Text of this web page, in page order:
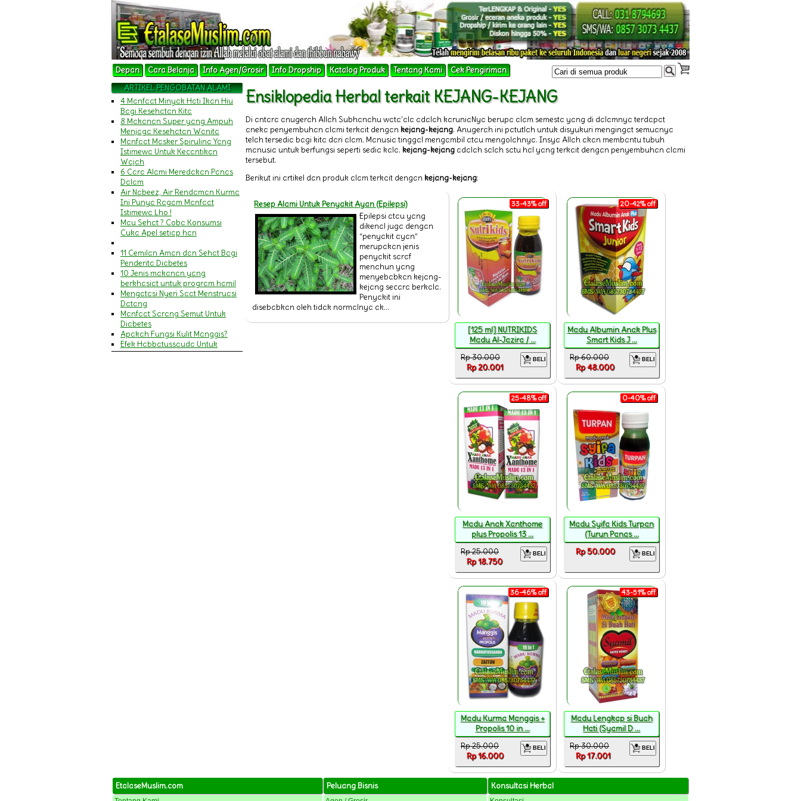
Depan Cara Belanja Info Agen/Grosir Info Dropship Katalog Produk Tentang Kami
Cek Pengiriman
ARTIKEL PENGOBATAN ALAMI
4 Manfaat Minyak Hati Ikan Hiu
Bagi Kesehatan Kita
8 Makanan Super yang Ampuh
Menjaga Kesehatan Wanita
Manfaat Masker Spirulina Yang
Istimewa Untuk Kecantikan
Wajah
6 Cara Alami Meredakan Panas
Dalam
Air Nabeez, Air Rendaman Kurma
Ini Punya Ragam Manfaat
Istimewa Lho !
Mau Sehat ? Coba Konsumsi
Cuka Apel setiap hari
11 Cemilan Aman dan Sehat Bagi
Penderita Diabetes
10 Jenis makanan yang
berkhasiat untuk program hamil
Mengatasi Nyeri Saat Menstruasi
Datang
Manfaat Sarang Semut Untuk
Diabetes
Apakah Fungsi Kulit Manggis?
Efek Habbatussauda Untuk
Amandel
Ensiklopedia Herbal terkait KEJANG-KEJANG
Di antara anugerah Allah Subhanahu wata'ala adalah karuniaNya berupa alam semesta yang di dalamnya terdapat
aneka penyembuhan alami terkait dengan kejang-kejang. Anugerah ini patutlah untuk disyukuri mengingat semuanya
telah tersedia bagi kita dari alam. Manusia tinggal mengambil atau mengolahnya. Insya Allah akan membantu tubuh
manusia untuk berfungsi seperti sedia kala. kejang-kejang adalah salah satu hal yang terkait dengan penyembuhan alami
tersebut.
Berikut ini artikel dan produk alam terkait dengan kejang-kejang:
Resep Alami Untuk Penyakit Ayan (Epilepsi)
Epilepsi atau yang
dikenal juga dengan
“penyakit ayan”
merupakan jenis
penyakit saraf
menahun yang
menyebabkan kejang-
kejang secara berkala.
Penyakit ini
disebabkan oleh tidak normalnya ak...
33-43% off
[125 ml] NUTRIKIDS
Madu Al-Jazira / ...
Rp 30.000
Rp 20.001
BELI
20-42% off
Madu Albumin Anak Plus
Smart Kids J ...
Rp 60.000
Rp 48.000
BELI
25-48% off
Madu Anak Xanthome
plus Propolis 13 ...
Rp 25.000
Rp 18.750
BELI
0-40% off
Madu Syifa Kids Turpan
(Turun Panas ...
Rp 50.000
BELI
36-46% off
Madu Kurma Manggis +
Propolis 10 in ...
Rp 25.000
Rp 16.000
BELI
43-51% off
Madu Lengkap si Buah
Hati (Syamil D ...
Rp 30.000
Rp 17.001
BELI
EtalaseMuslim.com Peluang Bisnis Konsultasi Herbal